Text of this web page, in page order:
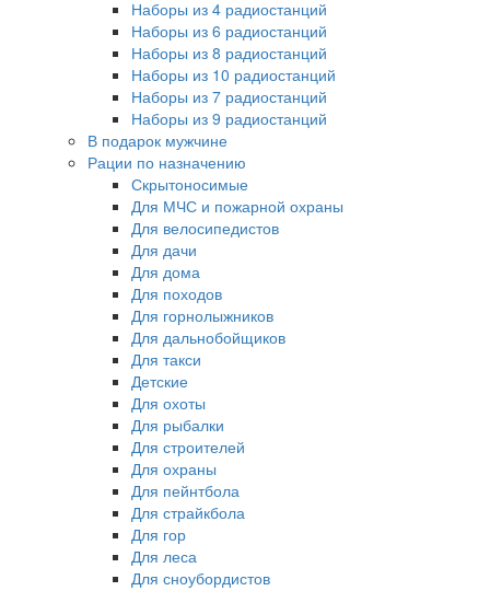
Наборы из 4 радиостанций
Наборы из 6 радиостанций
Наборы из 8 радиостанций
Наборы из 10 радиостанций
Наборы из 7 радиостанций
Наборы из 9 радиостанций
В подарок мужчине
Рации по назначению
Скрытоносимые
Для МЧС и пожарной охраны
Для велосипедистов
Для дачи
Для дома
Для походов
Для горнолыжников
Для дальнобойщиков
Для такси
Детские
Для охоты
Для рыбалки
Для строителей
Для охраны
Для пейнтбола
Для страйкбола
Для гор
Для леса
Для сноубордистов